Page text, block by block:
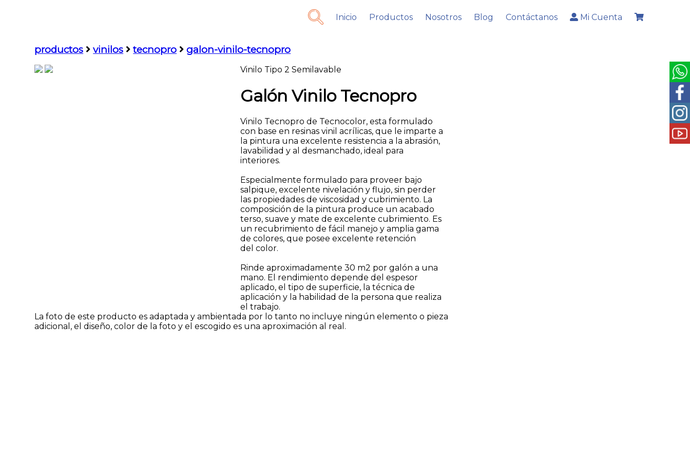
Inicio Productos Nosotros Blog Contáctanos Mi Cuenta
productos vinilos tecnopro galon-vinilo-tecnopro
Vinilo Tipo 2 Semilavable
Galón Vinilo Tecnopro
Vinilo Tecnopro de Tecnocolor, esta formulado
con base en resinas vinil acrílicas, que le imparte a
la pintura una excelente resistencia a la abrasión,
lavabilidad y al desmanchado, ideal para
interiores.
Especialmente formulado para proveer bajo
salpique, excelente nivelación y flujo, sin perder
las propiedades de viscosidad y cubrimiento. La
composición de la pintura produce un acabado
terso, suave y mate de excelente cubrimiento. Es
un recubrimiento de fácil manejo y amplia gama
de colores, que posee excelente retención
del color.
Rinde aproximadamente 30 m2 por galón a una
mano. El rendimiento depende del espesor
aplicado, el tipo de superficie, la técnica de
aplicación y la habilidad de la persona que realiza
el trabajo.
La foto de este producto es adaptada y ambientada por lo tanto no incluye ningún elemento o pieza
adicional, el diseño, color de la foto y el escogido es una aproximación al real.